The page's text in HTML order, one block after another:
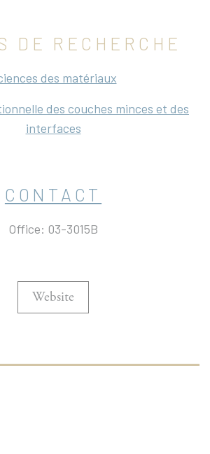
DE RECHERCHE
des matériaux
des couches minces et des
interfaces
CONTACT
Office: 03-3015B
Website